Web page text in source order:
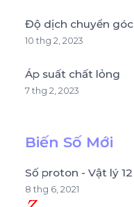
Độ dịch chuyển góc
10 thg 2, 2023
Áp suất chất lỏng
7 thg 2, 2023
Biến Số Mới
Số proton - Vật lý 12
8 thg 6, 2021
Z